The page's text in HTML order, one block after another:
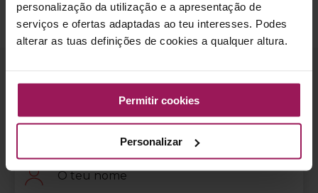
personalização da utilização e a apresentação de
serviços e ofertas adaptadas ao teu interesses. Podes
alterar as tuas definições de cookies a qualquer altura.
Permitir cookies
Personalizar
corpo, mais forte e mais seguro. Bons Treinos!
fitness
Subscreve a newsletter Solinca e recebe
Nome